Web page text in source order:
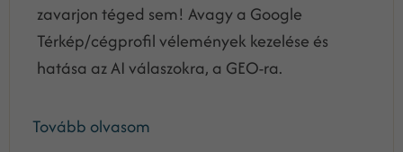
zavarjon téged sem! Avagy a Google
Térkép/cégprofil vélemények kezelése és
hatása az AI válaszokra, a GEO-ra.
Tovább olvasom